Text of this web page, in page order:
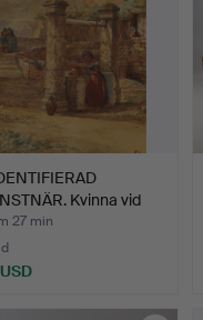
Kvinna vid
…
27 min